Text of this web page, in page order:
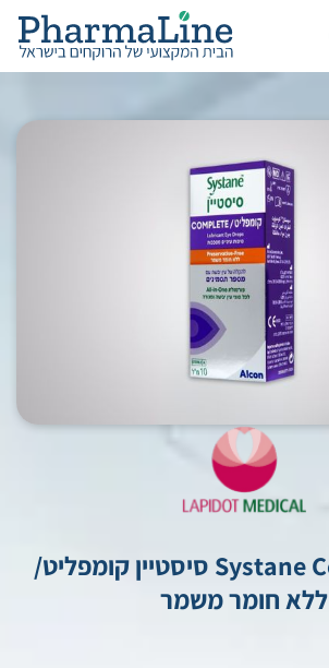
Systane Complete PF סיסטיין קומפליט/
ללא חומר משמר